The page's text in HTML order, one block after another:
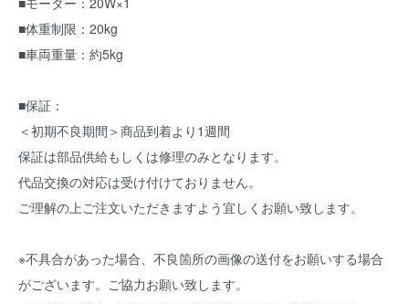
■体重制限：20kg
■車両重量：約5kg
■保証：
＜初期不良期間＞商品到着より1週間
保証は部品供給もしくは修理のみとなります。
代品交換の対応は受け付けておりません。
ご理解の上ご注文いただきますよう宜しくお願い致します。
※不具合があった場合、不良箇所の画像の送付をお願いする場合
がございます。ご協力お願い致します。